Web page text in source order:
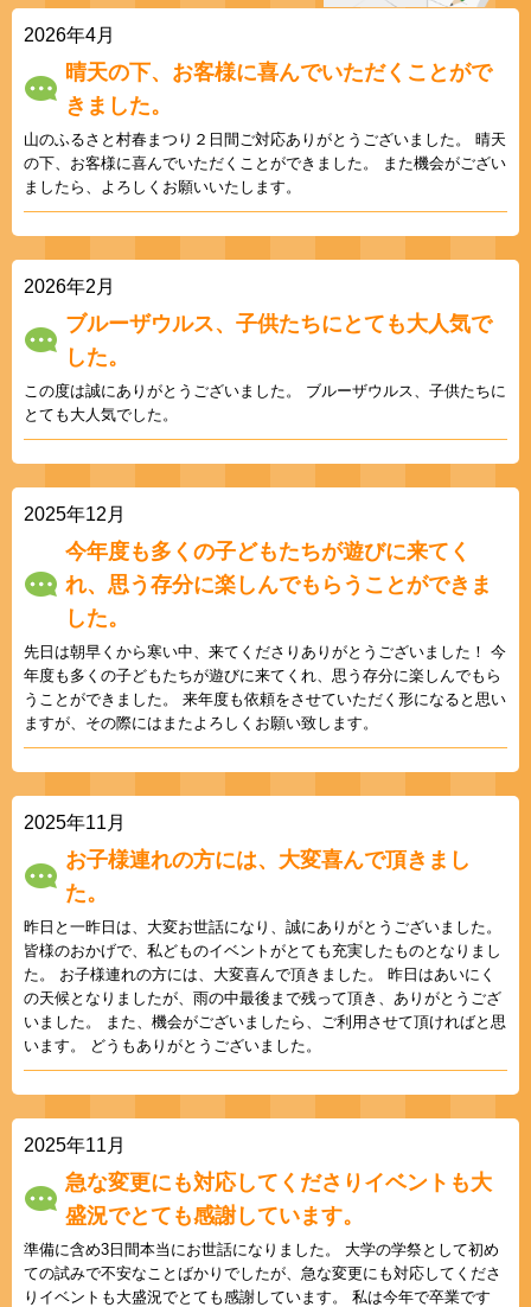
2026年4月
晴天の下、お客様に喜んでいただくことがで
きました。
山のふるさと村春まつり２日間ご対応ありがとうございました。 晴天
の下、お客様に喜んでいただくことができました。 また機会がござい
ましたら、よろしくお願いいたします。
2026年2月
ブルーザウルス、子供たちにとても大人気で
した。
この度は誠にありがとうございました。 ブルーザウルス、子供たちに
とても大人気でした。
2025年12月
今年度も多くの子どもたちが遊びに来てく
れ、思う存分に楽しんでもらうことができま
した。
先日は朝早くから寒い中、来てくださりありがとうございました！ 今
年度も多くの子どもたちが遊びに来てくれ、思う存分に楽しんでもら
うことができました。 来年度も依頼をさせていただく形になると思い
ますが、その際にはまたよろしくお願い致します。
2025年11月
お子様連れの方には、大変喜んで頂きまし
た。
昨日と一昨日は、大変お世話になり、誠にありがとうございました。
皆様のおかげで、私どものイベントがとても充実したものとなりまし
た。 お子様連れの方には、大変喜んで頂きました。 昨日はあいにく
の天候となりましたが、雨の中最後まで残って頂き、ありがとうござ
いました。 また、機会がございましたら、ご利用させて頂ければと思
います。 どうもありがとうございました。
2025年11月
急な変更にも対応してくださりイベントも大
盛況でとても感謝しています。
準備に含め3日間本当にお世話になりました。 大学の学祭として初め
ての試みで不安なことばかりでしたが、急な変更にも対応してくださ
りイベントも大盛況でとても感謝しています。 私は今年で卒業です